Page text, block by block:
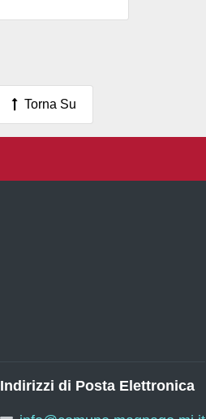
Torna Su
Indirizzi di Posta Elettronica